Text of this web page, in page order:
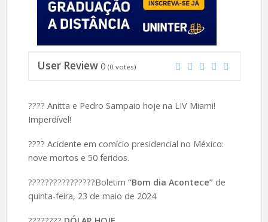
User Review 0 (0 votes)
????️ Anitta e Pedro Sampaio hoje na LIV Miami!
Imperdível!
????️ Acidente em comício presidencial no México:
nove mortos e 50 feridos.
????????????????Boletim “Bom dia Acontece”de
quinta-feira, 23 de maio de 2024